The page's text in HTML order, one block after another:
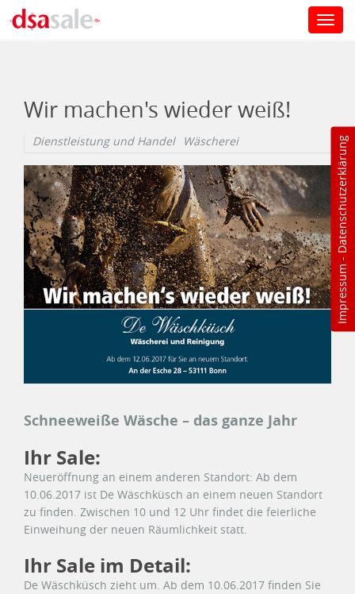
Impressum
-
Datenschutzerklärung
Wir machen's wieder weiß!
Dienstleistung und Handel Wäscherei
Schneeweiße Wäsche – das ganze Jahr
Ihr Sale:
Neueröffnung an einem anderen Standort: Ab dem
10.06.2017 ist De Wäschküsch an einem neuen Standort
zu finden. Zwischen 10 und 12 Uhr findet die feierliche
Einweihung der neuen Räumlichkeit statt.
Ihr Sale im Detail:
De Wäschküsch zieht um. Ab dem 10.06.2017 finden Sie